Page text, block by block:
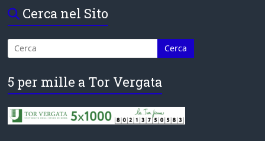
Cerca nel Sito
5 per mille a Tor Vergata